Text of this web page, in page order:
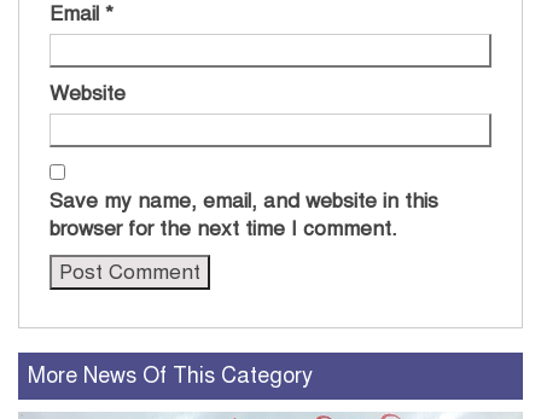
Email *
Website
Save my name, email, and website in this
browser for the next time I comment.
More News Of This Category